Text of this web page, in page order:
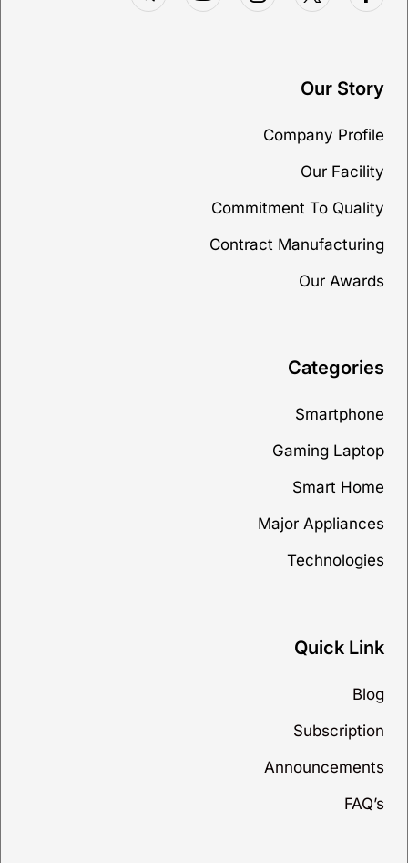
Our Story
Company Profile
Our Facility
Commitment To Quality
Contract Manufacturing
Our Awards
Categories
Smartphone
Gaming Laptop
Smart Home
Major Appliances
Technologies
Quick Link
Blog
Subscription
Announcements
FAQ’s